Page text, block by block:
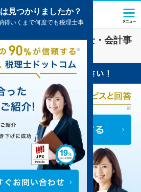
金・お金を扱う税理士・会計事
見つかりましたか？
得いくまで何度でも税理士事